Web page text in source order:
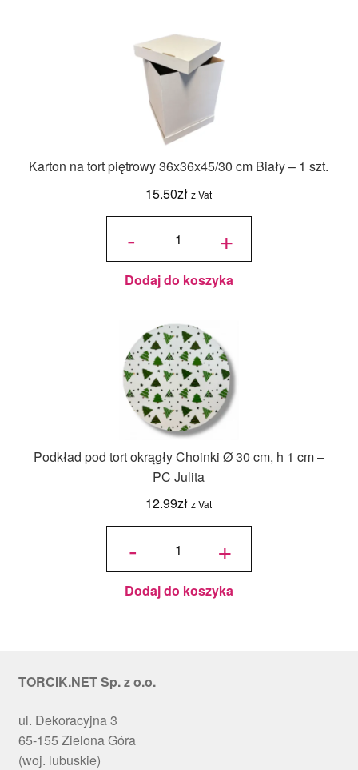
Karton na tort piętrowy 36x36x45/30 cm Biały – 1 szt.
15.50zł z Vat
-
ilość Karton
36x36x45/30
cm Biały - 1 +
Dodaj do koszyka
Podkład pod tort okrągły Choinki Ø 30 cm, h 1 cm –
PC Julita
12.99zł z Vat
-
ilość
okrągły
Choinki
Ø 30
cm, h 1
cm - PC
+
Dodaj do koszyka
TORCIK.NET Sp. z o.o.
ul. Dekoracyjna 3
65-155 Zielona Góra
(woj. lubuskie)